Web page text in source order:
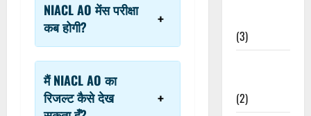
NIACL AO मेंस परीक्षा
कब होगी?
मैं NIACL AO का
रिजल्ट कैसे देख
(3)
(2)